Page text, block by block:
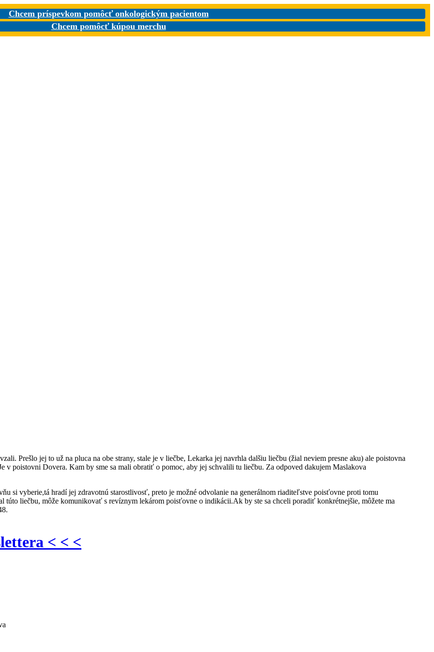
Chcem príspevkom pomôcť onkologickým pacientom
Chcem pomôcť kúpou merchu
Prešlo jej to už na pluca na obe strany, stale je v liečbe, Lekarka jej navrhla dalšiu liečbu (žial neviem presne aku) ale poistovna
v poistovni Dovera. Kam by sme sa mali obratiť o pomoc, aby jej schvalili tu liečbu. Za odpoved dakujem Maslakova
si vyberie,tá hradí jej zdravotnú starostlivosť, preto je možné odvolanie na generálnom riaditeľstve poisťovne proti tomu
túto liečbu, môže komunikovať s revíznym lekárom poisťovne o indikácii.Ak by ste sa chceli poradiť konkrétnejšie, môžete ma
< < <